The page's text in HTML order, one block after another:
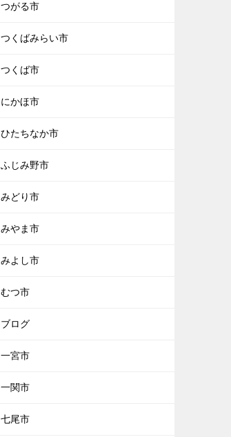
つがる市
つくばみらい市
つくば市
にかほ市
ひたちなか市
ふじみ野市
みどり市
みやま市
みよし市
むつ市
ブログ
一宮市
一関市
七尾市